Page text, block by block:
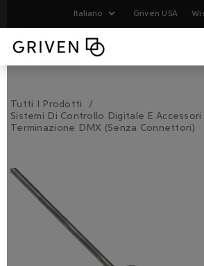
Griven USA
Tutti I Prodotti
Sistemi Di Controllo Digitale E Accessori
Terminazione DMX (senza Connettori)